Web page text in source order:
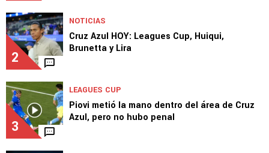
2
NOTICIAS
Cruz Azul HOY: Leagues Cup, Huiqui,
Brunetta y Lira
3
LEAGUES CUP
Piovi metió la mano dentro del área de Cruz
Azul, pero no hubo penal